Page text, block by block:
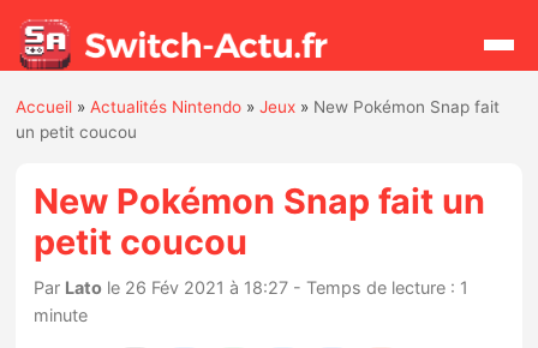
Actualités
Jeux
Accueil »Actualités Nintendo »Jeux » New Pokémon Snap fait
un petit coucou
New Pokémon Snap fait un
petit coucou
Par Lato le 26 Fév 2021 à 18:27 - Temps de lecture : 1
minute